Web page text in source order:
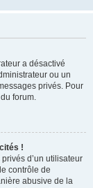
a désactivé
ou un
privés. Pour
forum.
!
d’un utilisateur
contrôle de
abusive de la